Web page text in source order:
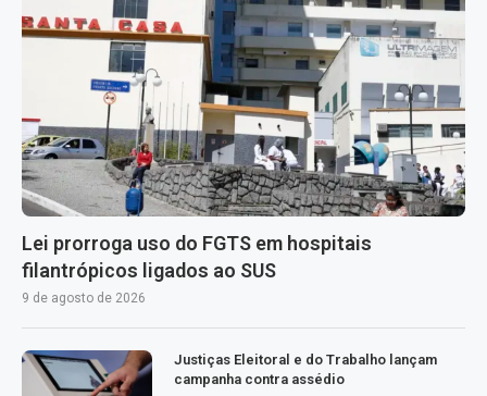
Lei prorroga uso do FGTS em hospitais
filantrópicos ligados ao SUS
9 de agosto de 2026
Justiças Eleitoral e do Trabalho lançam
campanha contra assédio